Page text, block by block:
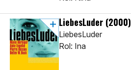
LiebesLuder (2000)
LiebesLuder
Rol: Ina